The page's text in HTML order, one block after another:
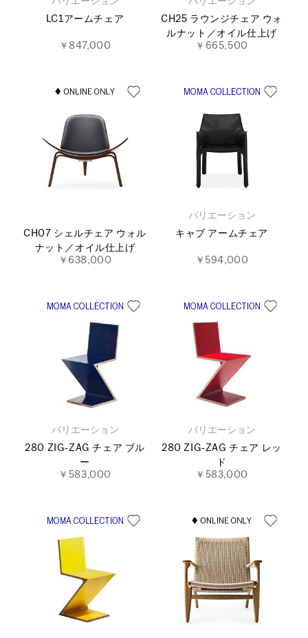
LC1アームチェア
￥847,000
CH25 ラウンジチェア ウォ
ルナット／オイル仕上げ
￥665,500
CH07 シェルチェア ウォル
ナット／オイル仕上げ
￥638,000
バリエーション
キャブ アームチェア
￥594,000
バリエーション
280 ZIG‐ZAG チェア ブル
ー
￥583,000
バリエーション
280 ZIG‐ZAG チェア レッ
ド
￥583,000